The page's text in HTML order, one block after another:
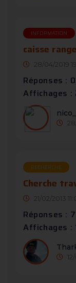
INFORMATION
caisse
28/04/2019
Réponses : 0
Affichages :
RECHERCHE
Cherche
21/02/2013
Réponses : 7
Affichages :